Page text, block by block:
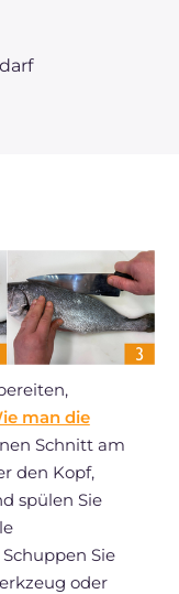
man die
Schnitt am
den Kopf,
spülen Sie
Sie
oder